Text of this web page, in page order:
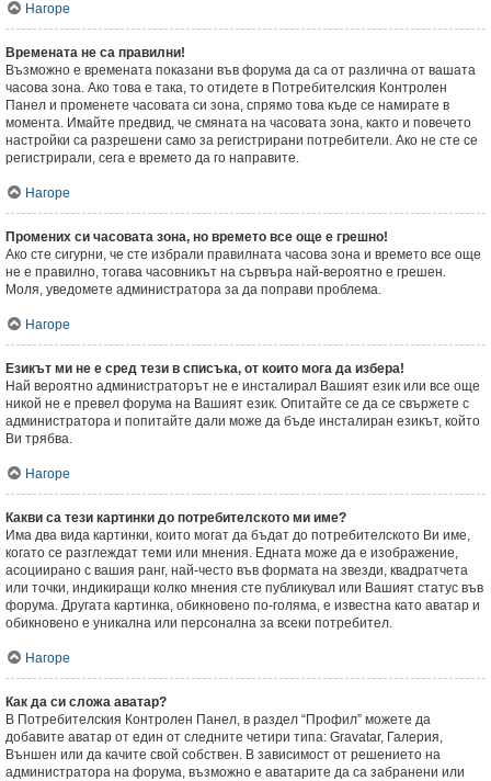
Нагоре
Времената не са правилни!
Възможно е времената показани във форума да са от различна от вашата
часова зона. Ако това е така, то отидете в Потребителския Контролен
Панел и променете часовата си зона, спрямо това къде се намирате в
момента. Имайте предвид, че смяната на часовата зона, както и повечето
настройки са разрешени само за регистрирани потребители. Ако не сте се
регистрирали, сега е времето да го направите.
Нагоре
Промених си часовата зона, но времето все още е грешно!
Ако сте сигурни, че сте избрали правилната часова зона и времето все още
не е правилно, тогава часовникът на сървъра най-вероятно е грешен.
Моля, уведомете администратора за да поправи проблема.
Нагоре
Езикът ми не е сред тези в списъка, от които мога да избера!
Най вероятно администраторът не е инсталирал Вашият език или все още
никой не е превел форума на Вашият език. Опитайте се да се свържете с
администратора и попитайте дали може да бъде инсталиран езикът, който
Ви трябва.
Нагоре
Какви са тези картинки до потребителското ми име?
Има два вида картинки, които могат да бъдат до потребителското Ви име,
когато се разглеждат теми или мнения. Едната може да е изображение,
асоциирано с вашия ранг, най-често във формата на звезди, квадратчета
или точки, индикиращи колко мнения сте публикувал или Вашият статус във
форума. Другата картинка, обикновено по-голяма, е известна като аватар и
обикновено е уникална или персонална за всеки потребител.
Нагоре
Как да си сложа аватар?
В Потребителския Контролен Панел, в раздел “Профил” можете да
добавите аватар от един от следните четири типа: Gravatar, Галерия,
Външен или да качите свой собствен. В зависимост от решението на
администратора на форума, възможно е аватарите да са забранени или